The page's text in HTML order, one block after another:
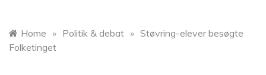
Home » Politik & debat » Støvring-elever besøgte
Folketinget